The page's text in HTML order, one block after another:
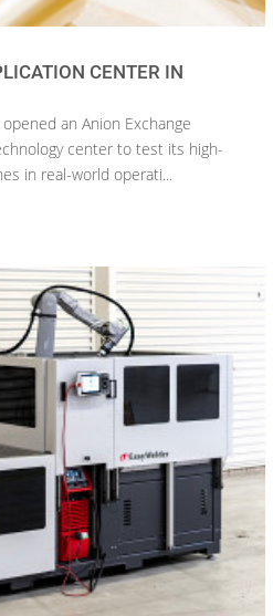
CENTER IN
an Anion Exchange
center to test its high-
in real-world operati...